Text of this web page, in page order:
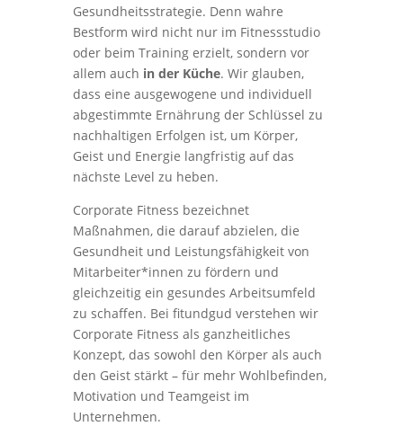
Gesundheitsstrategie. Denn wahre
Bestform wird nicht nur im Fitnessstudio
oder beim Training erzielt, sondern vor
allem auch in der Küche. Wir glauben,
dass eine ausgewogene und individuell
abgestimmte Ernährung der Schlüssel zu
nachhaltigen Erfolgen ist, um Körper,
Geist und Energie langfristig auf das
nächste Level zu heben.
Corporate Fitness bezeichnet
Maßnahmen, die darauf abzielen, die
Gesundheit und Leistungsfähigkeit von
Mitarbeiter*innen zu fördern und
gleichzeitig ein gesundes Arbeitsumfeld
zu schaffen. Bei fitundgud verstehen wir
Corporate Fitness als ganzheitliches
Konzept, das sowohl den Körper als auch
den Geist stärkt – für mehr Wohlbefinden,
Motivation und Teamgeist im
Unternehmen.